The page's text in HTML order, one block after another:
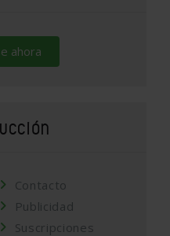
ahora
Contacto
Publicidad
Suscripciones